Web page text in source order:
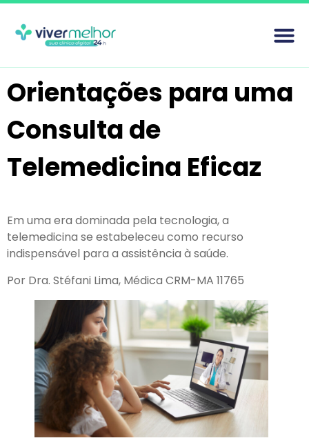
Orientações para uma
Consulta de
Telemedicina Eficaz
Em uma era dominada pela tecnologia, a
telemedicina se estabeleceu como recurso
indispensável para a assistência à saúde.
Por Dra. Stéfani Lima, Médica CRM-MA 11765